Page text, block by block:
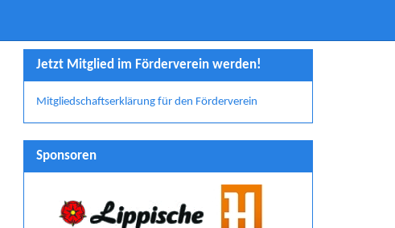
Jetzt Mitglied im Förderverein werden!
Mitgliedschaftserklärung für den Förderverein
Sponsoren